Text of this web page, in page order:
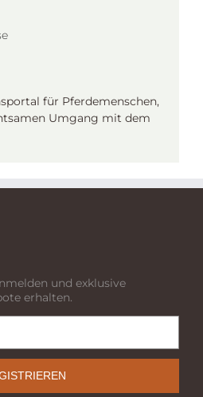
für Pferdemenschen,
Umgang mit dem
und exklusive
erhalten.